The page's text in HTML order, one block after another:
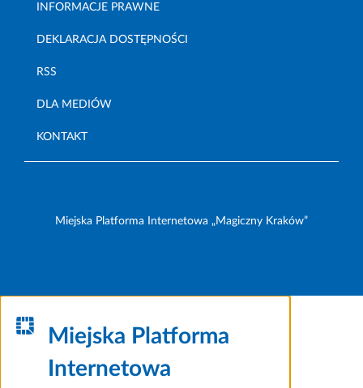
INFORMACJE PRAWNE
DEKLARACJA DOSTĘPNOŚCI
RSS
DLA MEDIÓW
KONTAKT
Miejska Platforma Internetowa „Magiczny Kraków”
Miejska Platforma
Internetowa